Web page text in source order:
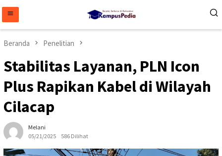
konten
Beranda Penelitian
Stabilitas Layanan, PLN Icon
Plus Rapikan Kabel di Wilayah
Cilacap
Melani
05/21/2025
586 Dilihat